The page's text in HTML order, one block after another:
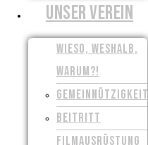
UNSER VEREIN
WIESO, WESHALB,
WARUM?!
GEMEINNÜTZIGKEIT
BEITRITT
FILMAUSRÜSTUNG